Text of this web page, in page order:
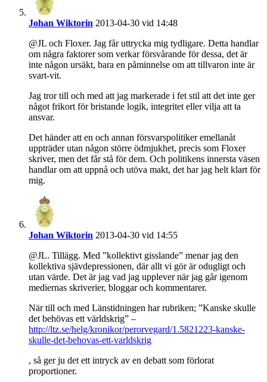
Johan Wiktorin 2013-04-30 vid 14:48
@JL och Floxer. Jag får uttrycka mig tydligare. Detta handlar
om några faktorer som verkar försvårande för dessa, det är
inte någon ursäkt, bara en påminnelse om att tillvaron inte är
svart-vit.
Jag tror till och med att jag markerade i fet stil att det inte ger
något frikort för bristande logik, integritet eller vilja att ta
ansvar.
Det händer att en och annan försvarspolitiker emellanåt
uppträder utan någon större ödmjukhet, precis som Floxer
skriver, men det får stå för dem. Och politikens innersta väsen
handlar om att uppnå och utöva makt, det har jag helt klart för
mig.
Johan Wiktorin 2013-04-30 vid 14:55
@JL. Tillägg. Med ”kollektivt gisslande” menar jag den
kollektiva sjävdepressionen, där allt vi gör är odugligt och
utan värde. Det är jag vad jag upplever när jag går igenom
mediernas skriverier, bloggar och kommentarer.
När till och med Länstidningen har rubriken; ”Kanske skulle
det behövas ett världskrig” –
http://ltz.se/helg/kronikor/perorvegard/1.5821223-kanske-
skulle-det-behovas-ett-varldskrig
, så ger ju det ett intryck av en debatt som förlorat
proportioner.